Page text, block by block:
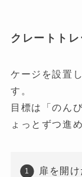
クレートトレ
ケージを設置
す。
目標は「のん
ょっとずつ進
扉を開